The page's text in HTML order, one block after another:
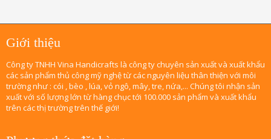
Giới thiệu
Công ty TNHH Vina Handicrafts là công ty chuyên sản xuất và xuất khẩu
các sản phẩm thủ công mỹ nghệ từ các nguyên liệu thân thiện với môi
trường như : cói , bèo , lúa, vỏ ngô, mây, tre, nứa,... Chúng tôi nhận sản
xuất với số lượng lớn từ hàng chục tới 100.000 sản phẩm và xuất khẩu
trên các thị trường trên thế giới!